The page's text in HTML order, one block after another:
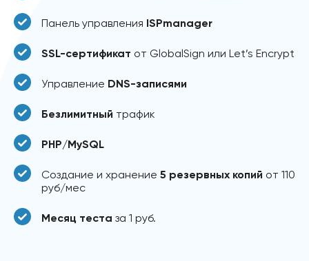
Панель управления ISPmanager
SSL-сертификат от GlobalSign или Let’s Encrypt
Управление DNS-записями
Безлимитный трафик
PHP/MySQL
Создание и хранение 5 резервных копий от 110
руб/мес
Месяц теста за 1 руб.